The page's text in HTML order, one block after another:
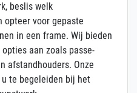
beslis welk
opteer voor gepaste
in een frame. Wij bieden
aan zoals passe-
afstandhouders. Onze
te begeleiden bij het